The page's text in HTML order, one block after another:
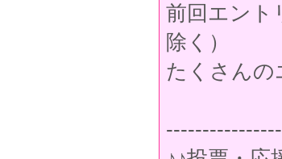
前回エント
除く）
たくさんの